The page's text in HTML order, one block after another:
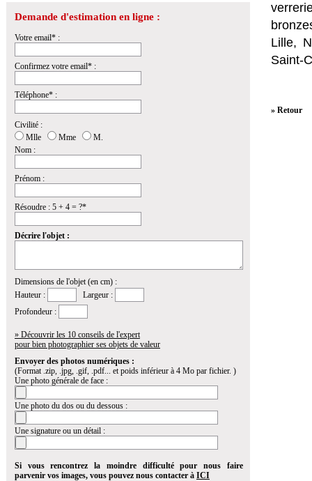
Demande d'estimation en ligne :
Votre email* :
Confirmez votre email* :
Téléphone* :
Civilité :
Mlle
Mme
M.
Nom :
Prénom :
Résoudre : 5 + 4 = ?*
Décrire l'objet :
Dimensions de l'objet (en cm) :
Hauteur :
Largeur :
Profondeur :
» Découvrir les 10 conseils de l'expert
pour bien photographier ses objets de valeur
Envoyer des photos numériques :
(Format .zip, .jpg, .gif, .pdf... et poids inférieur à 4 Mo par fichier. )
Une photo générale de face :
Une photo du dos ou du dessous :
Une signature ou un détail :
Si vous rencontrez la moindre difficulté pour nous faire
parvenir vos images, vous pouvez nous contacter à ICI
Lille,
Saint-
» Retour